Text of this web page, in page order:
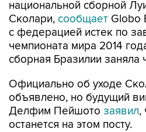
национальной сборной
Сколари, сообщает Globo
с федерацией истек по
чемпионата мира 2014
сборная Бразилии заняла
Официально об уходе
объявлено, но будущий
Делфим Пейшото заявил,
останется на этом посту.